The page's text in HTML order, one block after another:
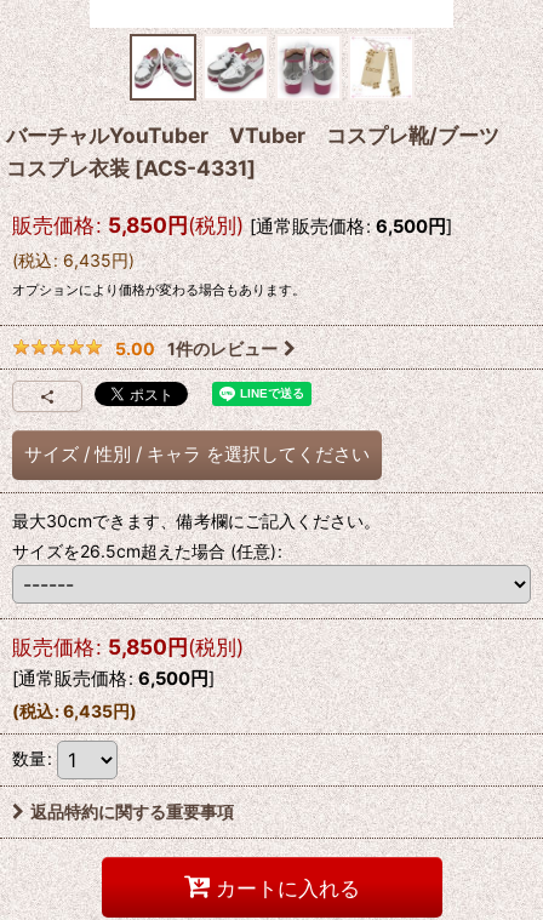
バーチャルYouTuber VTuber コスプレ靴/ブーツ
コスプレ衣装[ACS-4331]
販売価格: 5,850円(税別) [通常販売価格: 6,500円]
(税込: 6,435円)
オプションにより価格が変わる場合もあります。
5.00 1件のレビュー
サイズ / 性別 / キャラ を選択してください
最大30cmできます、備考欄にご記入ください。
サイズを26.5cm超えた場合(任意):
販売価格: 5,850円(税別)
[通常販売価格: 6,500円]
(税込:6,435円)
数量:
返品特約に関する重要事項
カートに入れる